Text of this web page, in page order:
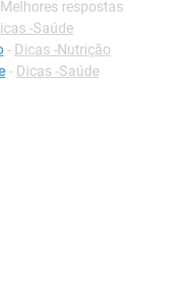
respostas
-Saúde
- Dicas -Nutrição
- Dicas -Saúde